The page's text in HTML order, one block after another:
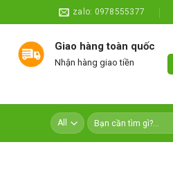
zalo: 0978555377
Giao hàng toàn quốc
Nhận hàng giao tiền